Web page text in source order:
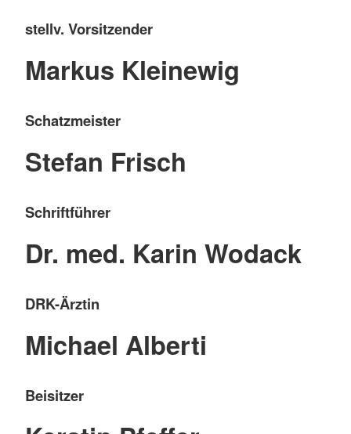
stellv. Vorsitzender
Markus Kleinewig
Schatzmeister
Stefan Frisch
Schriftführer
Dr. med. Karin Wodack
DRK-Ärztin
Michael Alberti
Beisitzer